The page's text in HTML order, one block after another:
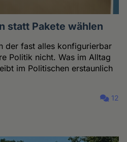
statt Pakete wählen
der fast alles konfigurierbar
Politik nicht. Was im Alltag
im Politischen erstaunlich
12